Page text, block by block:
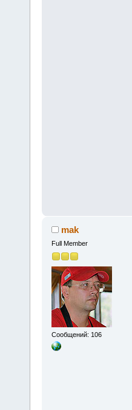
mak
Full Member
Сообщений: 106